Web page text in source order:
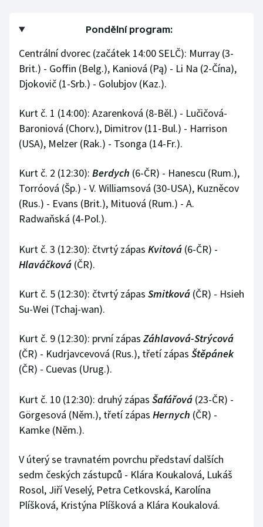
Pondělní program:
Centrální dvorec (začátek 14:00 SELČ): Murray (3-
Brit.) - Goffin (Belg.), Kaniová (Pą) - Li Na (2-Čína),
Djokovič (1-Srb.) - Golubjov (Kaz.).
Kurt č. 1 (14:00): Azarenková (8-Běl.) - Lučičová-
Baroniová (Chorv.), Dimitrov (11-Bul.) - Harrison
(USA), Melzer (Rak.) - Tsonga (14-Fr.).
Kurt č. 2 (12:30): Berdych (6-ČR) - Hanescu (Rum.),
Torróová (Šp.) - V. Williamsová (30-USA), Kuzněcov
(Rus.) - Evans (Brit.), Mituová (Rum.) - A.
Radwaňská (4-Pol.).
Kurt č. 3 (12:30): čtvrtý zápas Kvitová (6-ČR) -
Hlaváčková (ČR).
Kurt č. 5 (12:30): čtvrtý zápas Smitková (ČR) - Hsieh
Su-Wei (Tchaj-wan).
Kurt č. 9 (12:30): první zápas Záhlavová-Strýcová
(ČR) - Kudrjavcevová (Rus.), třetí zápas Štěpánek
(ČR) - Cuevas (Urug.).
Kurt č. 10 (12:30): druhý zápas Šafářová (23-ČR) -
Görgesová (Něm.), třetí zápas Hernych (ČR) -
Kamke (Něm.).
V úterý se travnatém povrchu představí dalších
sedm českých zástupců - Klára Koukalová, Lukáš
Rosol, Jiří Veselý, Petra Cetkovská, Karolína
Plíšková, Kristýna Plíšková a Klára Koukalová.